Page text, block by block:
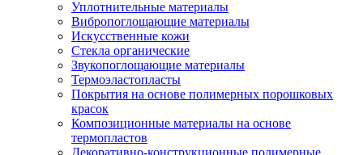
Уплотнительные материалы
Вибропоглощающие материалы
Искусственные кожи
Стекла органические
Звукопоглощающие материалы
Термоэластопласты
Покрытия на основе полимерных порошковых
красок
Композиционные материалы на основе
термопластов